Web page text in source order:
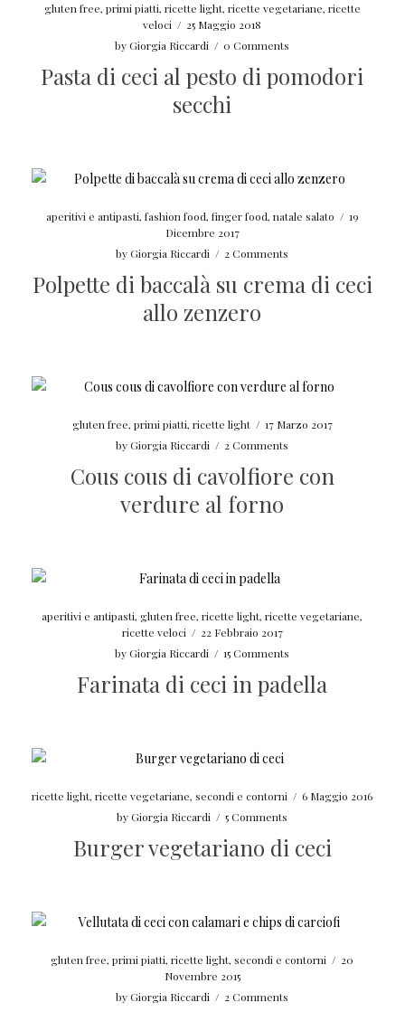
gluten free, primi piatti, ricette light, ricette vegetariane, ricette
veloci / 25 Maggio 2018
byGiorgia Riccardi / 0 Comments
Pasta di ceci al pesto di pomodori
secchi
aperitivi e antipasti, fashion food, finger food, natale salato / 19
Dicembre 2017
byGiorgia Riccardi / 2 Comments
Polpette di baccalà su crema di ceci
allo zenzero
gluten free, primi piatti, ricette light / 17 Marzo 2017
byGiorgia Riccardi / 2 Comments
Cous cous di cavolfiore con
verdure al forno
aperitivi e antipasti,gluten free,ricette light,ricette vegetariane,
ricette veloci / 22 Febbraio 2017
byGiorgia Riccardi / 15 Comments
Farinata di ceci in padella
ricette light,ricette vegetariane,secondi e contorni / 6 Maggio 2016
byGiorgia Riccardi / 5 Comments
Burger vegetariano di ceci
gluten free,primi piatti,ricette light,secondi e contorni / 20
Novembre 2015
byGiorgia Riccardi / 2 Comments